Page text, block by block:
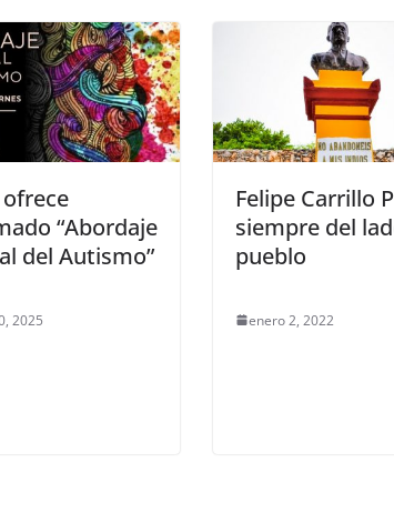
“Abordaje
del Autismo”
2025
Felipe Carrillo
siempre del
pueblo
enero 2, 2022